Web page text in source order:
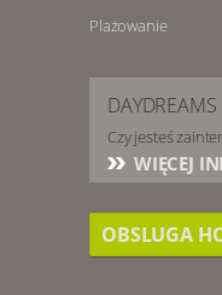
Plażowanie
Czy jesteś
WIĘCEJ
OBSLUGA